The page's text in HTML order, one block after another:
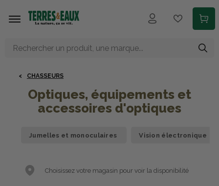
CHASSEURS
Optiques, équipements et
accessoires d'optiques
Jumelles et monoculaires Vision électronique
Choisissez votre magasin pour voir la disponibilité